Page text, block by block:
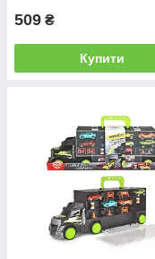
509 ₴
Купити